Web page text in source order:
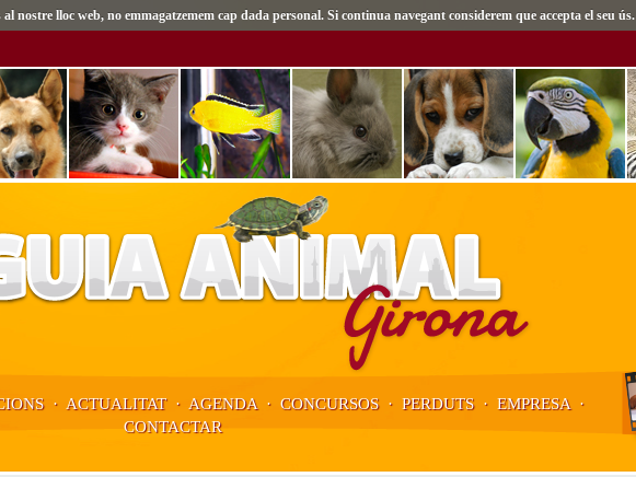
nostre lloc web, no emmagatzemem cap dada personal. Si continua navegant considerem que accepta el seu ús.
· ACTUALITAT· AGENDA · CONCURSOS· PERDUTS · EMPRESA ·
CONTACTAR